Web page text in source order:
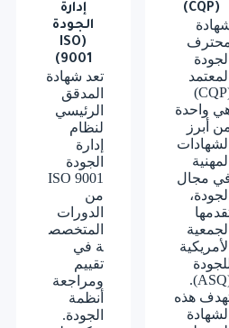
الجودة
المعتمد
(CQP)
واحدة
أبرز
الشهادات
المهنية
مجال
الجودة،
الجمعية
الأمريكية
(ASQ).
هذه
الشهادة
(CQP)
تعد شهادة
المدقق
الرئيسي
لنظام
إدارة
الجودة
ISO 9001
من
الدورات
المتخصص
ة في
تقييم
ومراجعة
أنظمة
الجودة.
إدارة
الجودة
(ISO
9001)